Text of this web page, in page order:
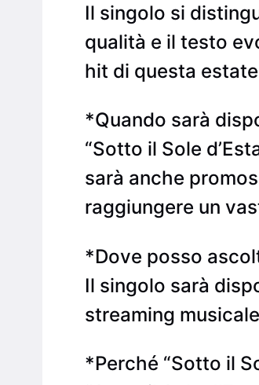
Il singolo si
qualità e il testo
hit di questa
*Quando sarà
“Sotto il Sole
sarà anche
raggiungere un
*Dove posso
Il singolo sarà
streaming
*Perché “Sotto il